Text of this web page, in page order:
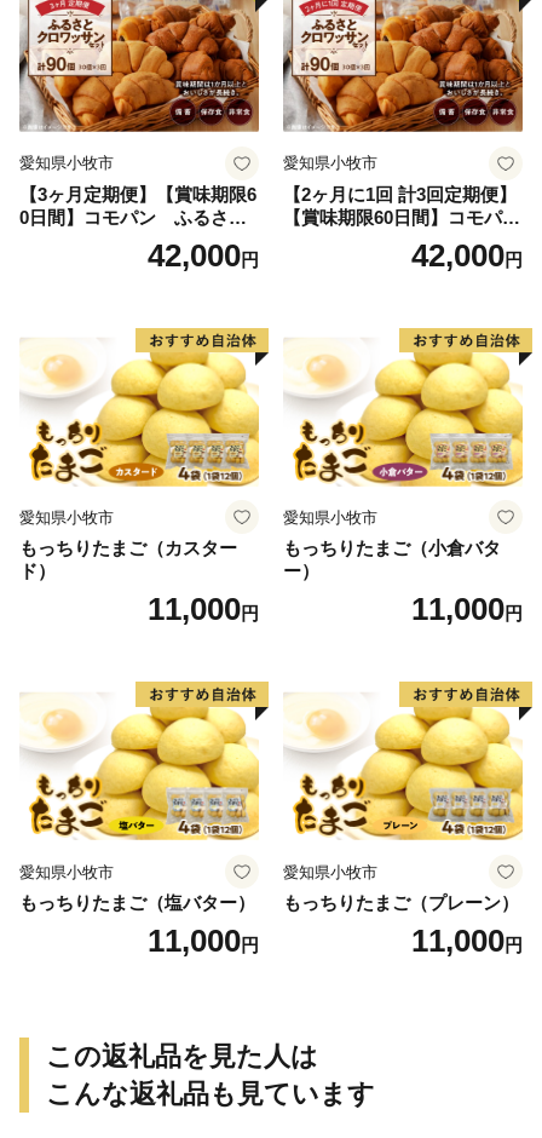
愛知県小牧市
【3ヶ月定期便】【賞味期限6
0日間】コモパン ふるさと
クロワッサンセット（計90
個）／災害用備蓄 保存食 非
42,000円
愛知県小牧市
【2ヶ月に1回 計3回定期便】
【賞味期限60日間】コモパ
ン ふるさとクロワッサンセ
ット（計90個）／災害用備蓄
42,000円
愛知県小牧市
もっちりたまご（カスター
ド）
11,000円
愛知県小牧市
もっちりたまご（小倉バタ
ー）
11,000円
愛知県小牧市
もっちりたまご（塩バター）
11,000円
愛知県小牧市
もっちりたまご（プレーン）
11,000円
この返礼品を見た人は
こんな返礼品も見ています